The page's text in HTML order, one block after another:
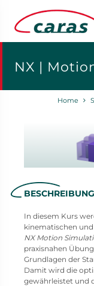
NX |
Home
BESCHREIBUNG
In diesem Kurs
kinematischen
NX Motion
praxisnahen
Grundlagen der
Damit wird die
gewährleistet und